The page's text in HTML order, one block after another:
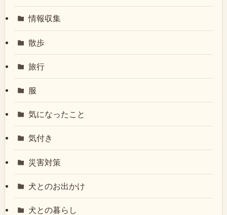
情報収集
散歩
旅行
服
気になったこと
気付き
災害対策
犬とのお出かけ
犬との暮らし